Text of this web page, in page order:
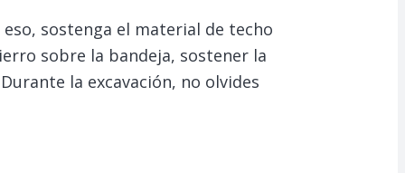
sostenga el material de techo
sobre la bandeja, sostener la
la excavación, no olvides